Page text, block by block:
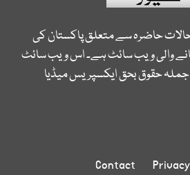
حالات حاضرہ سے متعلق پاکستان کی
والی ویب سائٹ ہے۔ اس ویب سائٹ
جملہ حقوق بحق ایکسپریس میڈیا
Privacy
Contact